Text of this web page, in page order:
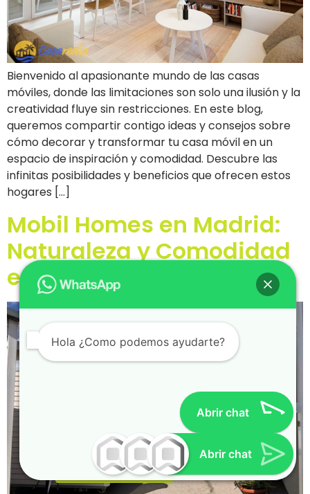
RESERVA CITA
Bienvenido al apasionante mundo de las casas
móviles, donde las limitaciones son solo una ilusión y la
creatividad fluye sin restricciones. En este blog,
queremos compartir contigo ideas y consejos sobre
cómo decorar y transformar tu casa móvil en un
espacio de inspiración y comodidad. Descubre las
infinitas posibilidades y beneficios que ofrecen estos
hogares […]
Mobil Homes en Madrid:
Naturaleza y Comodidad
en la Capital
Hola ¿Como podemos ayudarte?
Abrir chat
Teresa
Comercial Sevilla
Ana Garcia
Comercial Marbella